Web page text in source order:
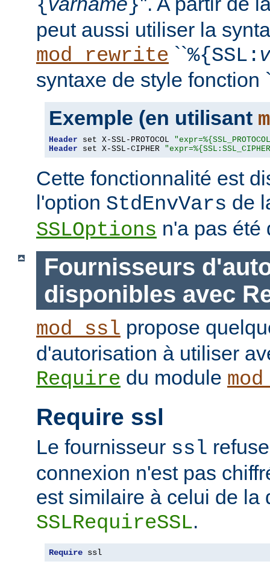
{
}
peut aussi utiliser la
mod_rewrite ``%{SSL:
syntaxe de style fonction
Exemple (en utilisant
Header set X-SSL-PROTOCOL
Header set X-SSL-CIPHER
Cette fonctionnalité est
l'option StdEnvVars de
SSLOptions n'a pas été
Fournisseurs
disponibles avec
mod_ssl propose
d'autorisation à utiliser
Require du module
Require ssl
Le fournisseur ssl
connexion n'est pas
est similaire à celui de la
SSLRequireSSL.
Require ssl